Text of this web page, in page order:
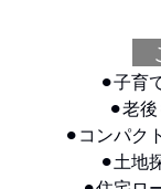
⚫︎子育
⚫︎老
⚫︎コンパク
⚫︎土地